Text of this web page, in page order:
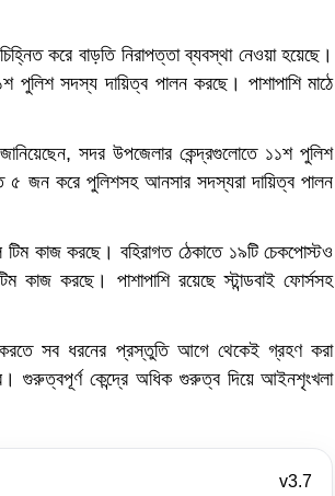
করে বাড়তি নিরাপত্তা ব্যবস্থা নেওয়া হয়েছে।
সদস্য দায়িত্ব পালন করছে। পাশাপাশি মাঠে
সদর উপজেলার কেন্দ্রগুলোতে ১১শ পুলিশ
৫ জন করে পুলিশসহ আনসার সদস্যরা দায়িত্ব পালন
টিম কাজ করছে। বহিরাগত ঠেকাতে ১৯টি চেকপোস্টও
কাজ করছে। পাশাপাশি রয়েছে স্টান্ডবাই ফোর্সসহ
করতে সব ধরনের প্রস্তুতি আগে থেকেই গ্রহণ করা
গুরুত্বপূর্ণ কেন্দ্রে অধিক গুরুত্ব দিয়ে আইনশৃংখলা
v3.7